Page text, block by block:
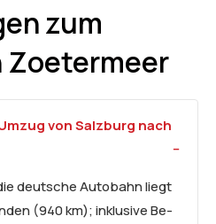
zum
Zoetermeer
von Salzburg nach
deutsche Autobahn liegt
(940 km); inklusive Be-